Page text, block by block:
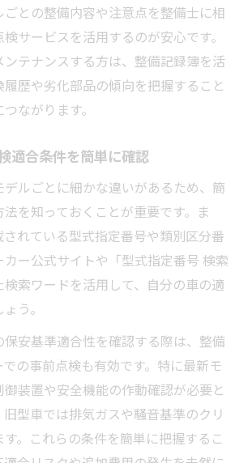
との整備内容や注意点を整備士に相
サービスを活用するのが安心です。
テナンスする方は、整備記録簿を活
歴や劣化部品の傾向を把握すること
ながります。
適合条件を簡単に確認
ルごとに細かな違いがあるため、簡
を知っておくことが重要です。ま
れている型式指定番号や類別区分番
ー公式サイトや「型式指定番号 検索
索ワードを活用して、自分の車の適
う。
保安基準適合性を確認する際は、整備
の事前点検も有効です。特に最新モ
装置や安全機能の作動確認が必要と
型車では排気ガスや騒音基準のクリ
。これらの条件を簡単に把握するこ